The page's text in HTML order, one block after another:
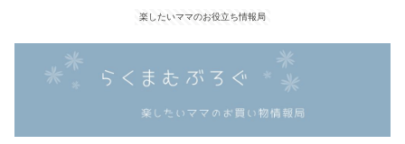
楽したいママのお役立ち情報局